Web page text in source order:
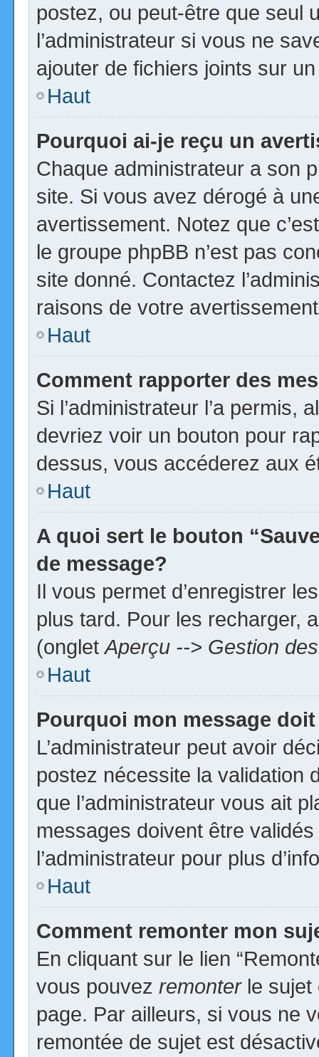
postez, ou peut-être que seul
l’administrateur si vous ne
ajouter de fichiers joints sur
Haut
Pourquoi ai-je reçu un
Chaque administrateur a son
site. Si vous avez dérogé à
avertissement. Notez que
le groupe phpBB n’est pas
site donné. Contactez
raisons de votre
Haut
Comment rapporter des
Si l’administrateur l’a permis,
devriez voir un bouton pour
dessus, vous accéderez aux
Haut
A quoi sert le bouton
de message?
Il vous permet d’enregistrer
plus tard. Pour les recharger,
(ongletAperçu --> Gestion
Haut
Pourquoi mon message
L’administrateur peut avoir
postez nécessite la validation
que l’administrateur vous ait
messages doivent être
l’administrateur pour plus
Haut
Comment remonter mon
En cliquant sur le lien
vous pouvez remonterle sujet
page. Par ailleurs, si vous ne
remontée de sujet est